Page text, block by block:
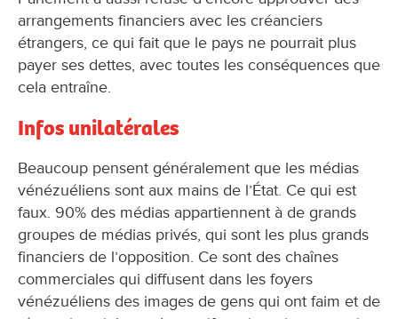
arrangements financiers avec les créanciers
étrangers, ce qui fait que le pays ne pourrait plus
payer ses dettes, avec toutes les conséquences que
cela entraîne.
Infos unilatérales
Beaucoup pensent généralement que les médias
vénézuéliens sont aux mains de l’État. Ce qui est
faux. 90% des médias appartiennent à de grands
groupes de médias privés, qui sont les plus grands
financiers de l’opposition. Ce sont des chaînes
commerciales qui diffusent dans les foyers
vénézuéliens des images de gens qui ont faim et de